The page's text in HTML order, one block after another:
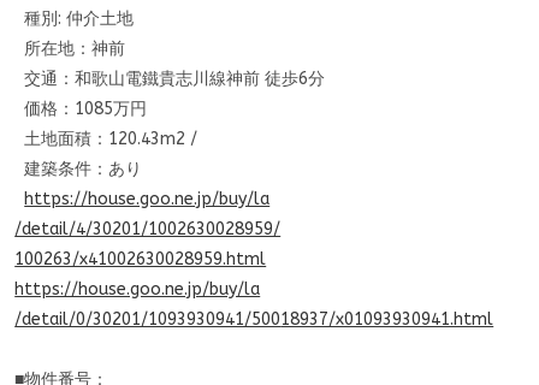
種別: 仲介土地
所在地：神前
交通：和歌山電鐵貴志川線神前 徒歩6分
価格：1085万円
土地面積：120.43m2 /
建築条件：あり
https://house.goo.ne.jp/buy/la
/detail/4/30201/1002630028959/
100263/x41002630028959.html
https://house.goo.ne.jp/buy/la
/detail/0/30201/1093930941/50018937/x01093930941.html
■物件番号：